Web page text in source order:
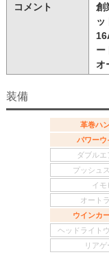
コメント
創
ッ
ー
オ
装備
革巻ハ
パワーウ
ダブルエ
プッシュ
イモ
オート
ウインカ
ヘッドライト
リアゲ